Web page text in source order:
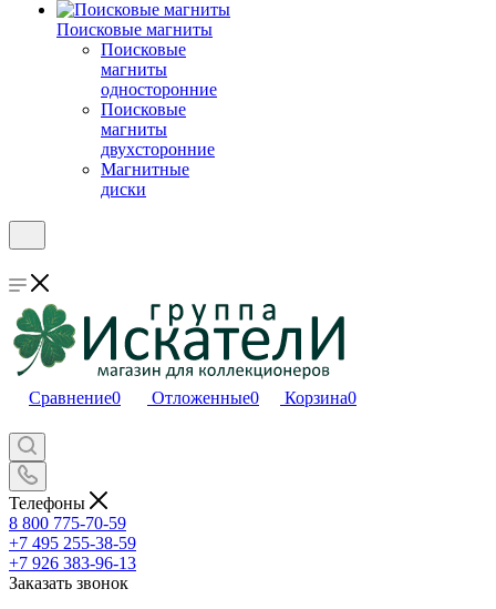
Поисковые магниты
Поисковые
магниты
односторонние
Поисковые
магниты
двухсторонние
Магнитные
диски
Сравнение0 Отложенные0 Корзина0
Телефоны
8 800 775-70-59
+7 495 255-38-59
+7 926 383-96-13
Заказать звонок